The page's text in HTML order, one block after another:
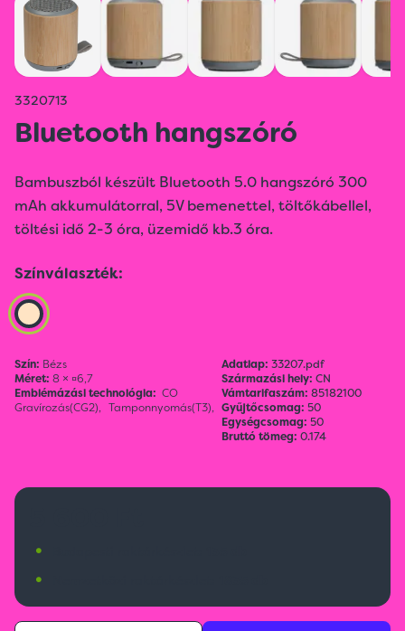
3320713
Bluetooth hangszóró
Bambuszból készült Bluetooth 5.0 hangszóró 300
mAh akkumulátorral, 5V bemenettel, töltőkábellel,
töltési idő 2-3 óra, üzemidő kb.3 óra.
Színválaszték:
Szín: Bézs
Méret: 8 × ¤6,7
Emblémázási technológia: CO
Gravírozás(CG2), Tamponnyomás(T3),
Adatlap: 33207.pdf
Származási hely: CN
Vámtarifaszám: 85182100
Gyűjtőcsomag: 50
Egységcsomag: 50
Bruttó tömeg: 0.174
•
•